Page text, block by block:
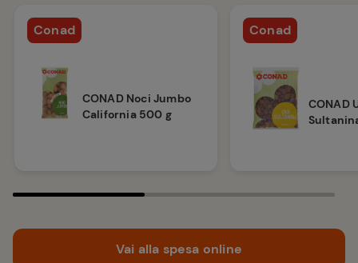
Conad
CONAD Noci Jumbo
California 500 g
Conad
CONAD
Vai alla spesa online